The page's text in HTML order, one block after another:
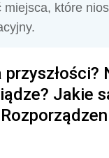
miejsca, które
Jakie